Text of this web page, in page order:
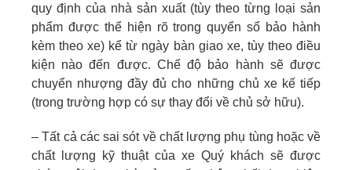
quy định của nhà sản xuất (tùy theo từng loại sản
phẩm được thể hiện rõ trong quyển sổ bảo hành
kèm theo xe) kể từ ngày bàn giao xe, tùy theo điều
kiện nào đến được. Chế độ bảo hành sẽ được
chuyển nhượng đầy đủ cho những chủ xe kế tiếp
(trong trường hợp có sự thay đổi về chủ sở hữu).
– Tất cả các sai sót về chất lượng phụ tùng hoặc về
chất lượng kỹ thuật của xe Quý khách sẽ được